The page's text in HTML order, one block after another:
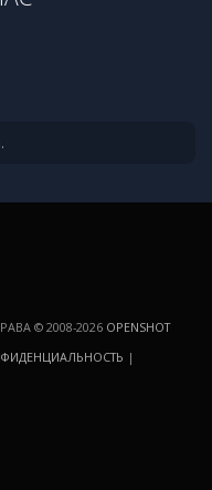
© 2008-2026 OPENSHOT
|